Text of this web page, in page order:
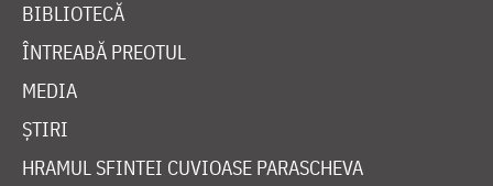
BIBLIOTECĂ
ÎNTREABĂ PREOTUL
MEDIA
ȘTIRI
HRAMUL SFINTEI CUVIOASE PARASCHEVA